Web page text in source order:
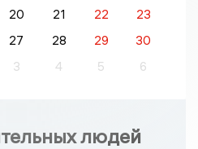
20 21 22
23
27 28 29
30
3 4 5 6
людей